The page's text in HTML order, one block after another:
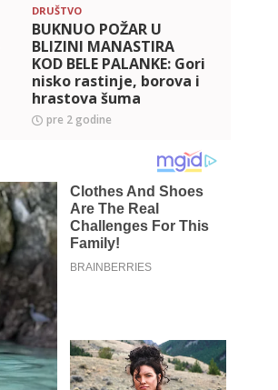
DRUŠTVO
BUKNUO POŽAR U
BLIZINI MANASTIRA
KOD BELE PALANKE: Gori
nisko rastinje, borova i
hrastova šuma
pre 2 godine